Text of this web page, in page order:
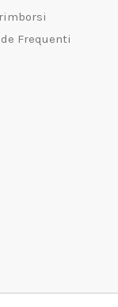
Frequenti